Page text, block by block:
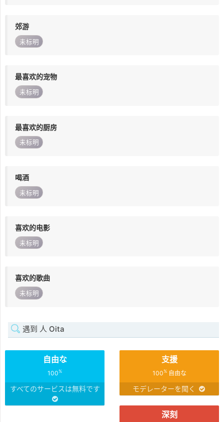
郊游
未标明
最喜欢的宠物
未标明
最喜欢的厨房
未标明
喝酒
未标明
喜欢的电影
未标明
喜欢的歌曲
未标明
遇到 人 Oita
自由な
100%
すべてのサービスは無料です
支援
100%自由な
モデレーターを聞く
深刻